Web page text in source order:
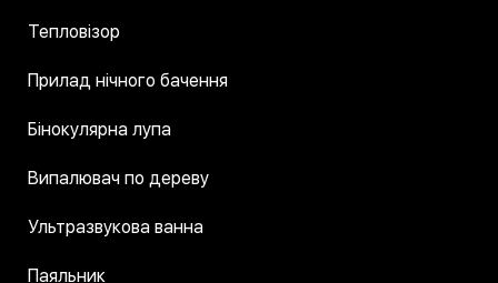
Тепловізор
Прилад нічного бачення
Бінокулярна лупа
Випалювач по дереву
Ультразвукова ванна
Паяльник